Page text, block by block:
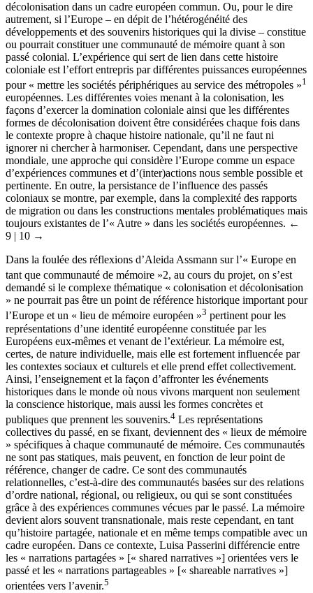
décolonisation dans un cadre européen commun. Ou, pour le dire
autrement, si l’Europe – en dépit de l’hétérogénéité des
développements et des souvenirs historiques qui la divise – constitue
ou pourrait constituer une communauté de mémoire quant à son
passé colonial. L’expérience qui sert de lien dans cette histoire
coloniale est l’effort entrepris par différentes puissances européennes
pour « mettre les sociétés périphériques au service des métropoles »1
européennes. Les différentes voies menant à la colonisation, les
façons d’exercer la domination coloniale ainsi que les différentes
formes de décolonisation doivent être considérées chaque fois dans
le contexte propre à chaque histoire nationale, qu’il ne faut ni
ignorer ni chercher à harmoniser. Cependant, dans une perspective
mondiale, une approche qui considère l’Europe comme un espace
d’expériences communes et d’(inter)actions nous semble possible et
pertinente. En outre, la persistance de l’influence des passés
coloniaux se montre, par exemple, dans la complexité des rapports
de migration ou dans les constructions mentales problématiques mais
toujours existantes de l’« Autre » dans les sociétés européennes. ←
9 | 10 →
Dans la foulée des réflexions d’Aleida Assmann sur l’« Europe en
tant que communauté de mémoire »2, au cours du projet, on s’est
demandé si le complexe thématique « colonisation et décolonisation
» ne pourrait pas être un point de référence historique important pour
l’Europe et un « lieu de mémoire européen »3 pertinent pour les
représentations d’une identité européenne constituée par les
Européens eux-mêmes et venant de l’extérieur. La mémoire est,
certes, de nature individuelle, mais elle est fortement influencée par
les contextes sociaux et culturels et elle prend effet collectivement.
Ainsi, l’enseignement et la façon d’affronter les événements
historiques dans le monde où nous vivons marquent non seulement
la conscience historique, mais aussi les formes concrètes et
publiques que prennent les souvenirs.4 Les représentations
collectives du passé, en se fixant, deviennent des « lieux de mémoire
» spécifiques à chaque communauté de mémoire. Ces communautés
ne sont pas statiques, mais peuvent, en fonction de leur point de
référence, changer de cadre. Ce sont des communautés
relationnelles, c’est-à-dire des communautés basées sur des relations
d’ordre national, régional, ou religieux, ou qui se sont constituées
grâce à des expériences communes vécues par le passé. La mémoire
devient alors souvent transnationale, mais reste cependant, en tant
qu’histoire partagée, nationale et en même temps compatible avec un
cadre européen. Dans ce contexte, Luisa Passerini différencie entre
les « narrations partagées » [« shared narratives »] orientées vers le
passé et les « narrations partageables » [« shareable narratives »]
orientées vers l’avenir.5